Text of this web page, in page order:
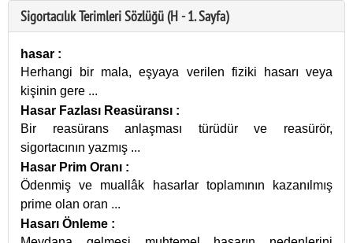
Sigortacılık Terimleri Sözlüğü (H - 1. Sayfa)
hasar :
Herhangi bir mala, eşyaya verilen fiziki hasarı veya
kişinin gere ...
Hasar Fazlası Reasüransı :
Bir reasürans anlaşması türüdür ve reasürör,
sigortacının yazmış ...
Hasar Prim Oranı :
Ödenmiş ve muallâk hasarlar toplamının kazanılmış
prime olan oran ...
Hasarı Önleme :